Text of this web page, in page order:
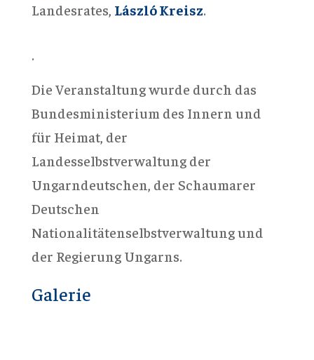
Landesrates, László Kreisz.
.
Die Veranstaltung wurde durch das
Bundesministerium des Innern und
für Heimat, der
Landesselbstverwaltung der
Ungarndeutschen, der Schaumarer
Deutschen
Nationalitätenselbstverwaltung und
der Regierung Ungarns.
Galerie